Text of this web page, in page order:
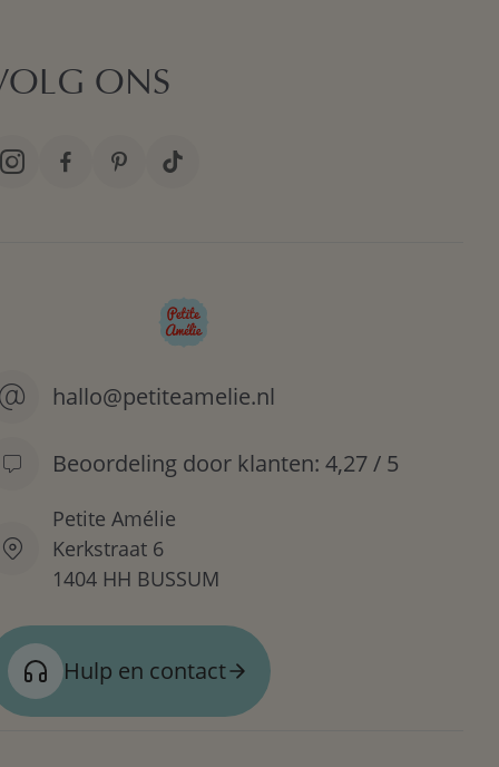
ONS
hallo@petiteamelie.nl
Beoordeling door klanten: 4,27 / 5
Petite Amélie
Kerkstraat 6
1404 HH BUSSUM
Hulp en contact